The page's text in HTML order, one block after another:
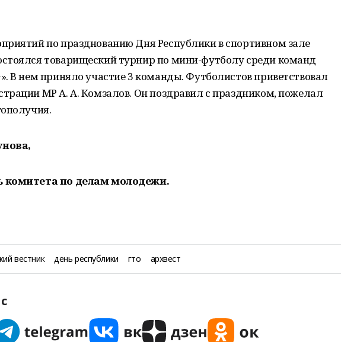
по празднованию Дня Республики в спортивном зале
товарищеский турнир по мини-футболу среди команд
В нем приняло участие 3 команды. Футболистов приветствовал
МР А. А. Комзалов. Он поздравил с праздником, пожелал
комитета по делам молодежи.
вестник день республики гто архвест